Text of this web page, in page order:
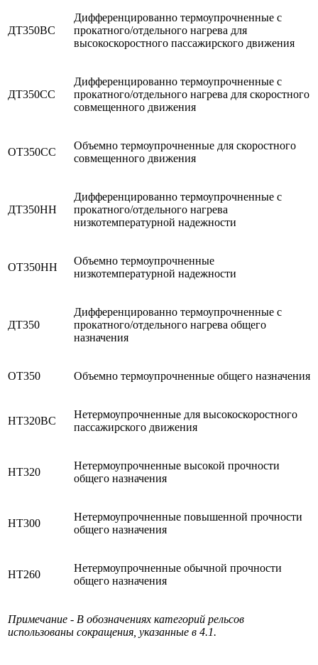
ДТ350ВС
Дифференцированно термоупрочненные с
прокатного/отдельного нагрева для
высокоскоростного пассажирского движения
ДТ350СС
Дифференцированно термоупрочненные с
прокатного/отдельного нагрева для скоростного
совмещенного движения
ОТ350СС
Объемно термоупрочненные для скоростного
совмещенного движения
ДТ350НН
Дифференцированно термоупрочненные с
прокатного/отдельного нагрева
низкотемпературной надежности
ОТ350НН
Объемно термоупрочненные
низкотемпературной надежности
ДТ350
Дифференцированно термоупрочненные с
прокатного/отдельного нагрева общего
назначения
ОТ350 Объемно термоупрочненные общего назначения
НТ320ВС
Нетермоупрочненные для высокоскоростного
пассажирского движения
НТ320
Нетермоупрочненные высокой прочности
общего назначения
НТ300
Нетермоупрочненные повышенной прочности
общего назначения
НТ260
Нетермоупрочненные обычной прочности
общего назначения
Примечание - В обозначениях категорий рельсов
использованы сокращения, указанные в 4.1.